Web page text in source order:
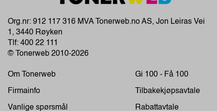
Org.nr: 912 117 316 MVA Tonerweb.no AS, Jon Leiras Vei
1, 3440 Røyken
Tlf: 400 22 111
© Tonerweb 2010-2026
Om Tonerweb
Firmainfo
Vanlige spørsmål
Gi 100 - Få 100
Tilbakekjøpsavtale
Rabattavtale